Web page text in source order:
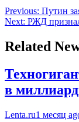
Previous: Путин
Next: РЖД
Related
в
Lenta.ru1 месяц